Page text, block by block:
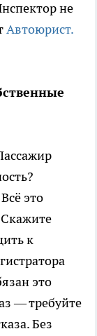
не
Автоюрист.
это
к
это
— требуйте
Без